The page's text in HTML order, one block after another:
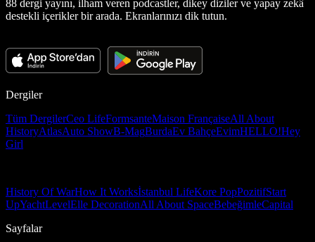
88 dergi yayını, ilham veren podcastler, dikey diziler ve yapay zekâ
destekli içerikler bir arada. Ekranlarınızı dik tutun.
Dergiler
Tüm DergilerCeo LifeFormsanteMaison FrançaiseAll About
HistoryAtlasAuto ShowB-MagBurdaEv BahçeEvimHELLO!Hey
Girl
History Of WarHow It Worksİstanbul LifeKore PopPozitifStart
UpYachtLevelElle DecorationAll About SpaceBebeğimleCapital
Sayfalar